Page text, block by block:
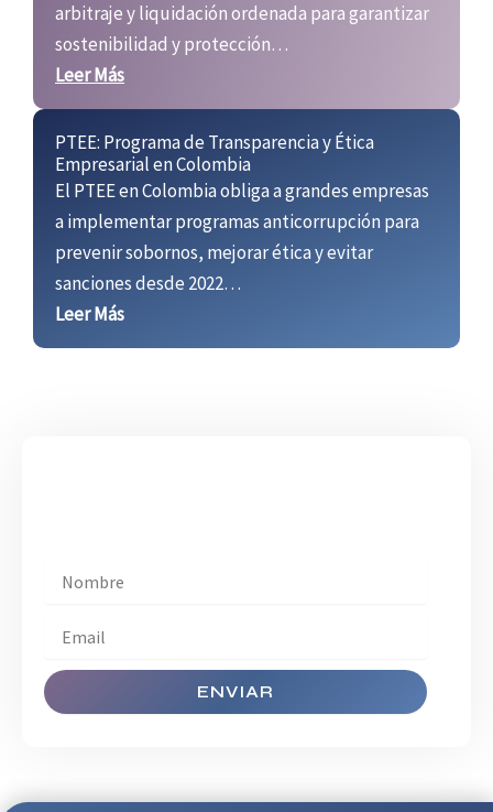
arbitraje y liquidación ordenada para garantizar
sostenibilidad yprotección…
Leer Más
PTEE: Programa de Transparencia y Ética
Empresarial en Colombia
El PTEE en Colombia obliga a grandes empresas
a implementar programas anticorrupción para
prevenir sobornos, mejorar ética y evitar
sanciones desde 2022…
Leer Más
ENVIAR